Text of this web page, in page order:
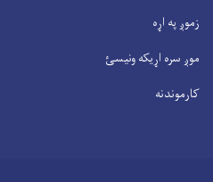
زموږ په اړه
موږ سره اړیکه ونیسئ
کارموندنه